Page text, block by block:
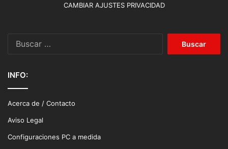
CAMBIAR AJUSTES PRIVACIDAD
INFO:
Acerca de / Contacto
Aviso Legal
Configuraciones PC a medida